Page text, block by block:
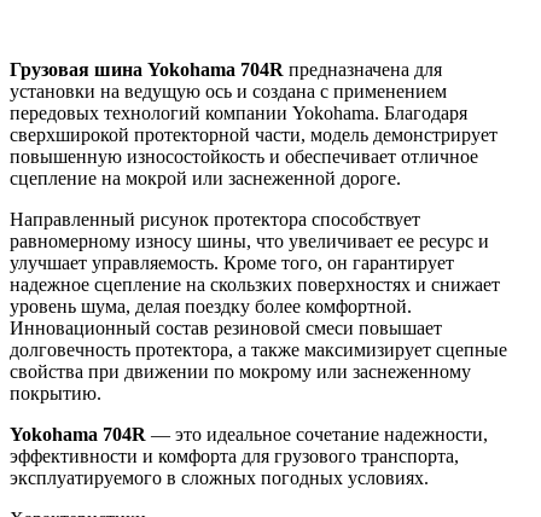
Грузовая шина Yokohama 704R предназначена для
установки на ведущую ось и создана с применением
передовых технологий компании Yokohama. Благодаря
сверхширокой протекторной части, модель демонстрирует
повышенную износостойкость и обеспечивает отличное
сцепление на мокрой или заснеженной дороге.
Направленный рисунок протектора способствует
равномерному износу шины, что увеличивает ее ресурс и
улучшает управляемость. Кроме того, он гарантирует
надежное сцепление на скользких поверхностях и снижает
уровень шума, делая поездку более комфортной.
Инновационный состав резиновой смеси повышает
долговечность протектора, а также максимизирует сцепные
свойства при движении по мокрому или заснеженному
покрытию.
Yokohama 704R — это идеальное сочетание надежности,
эффективности и комфорта для грузового транспорта,
эксплуатируемого в сложных погодных условиях.